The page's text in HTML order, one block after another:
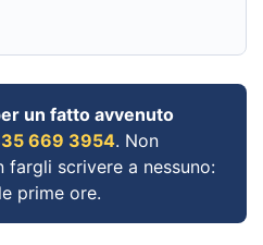
un fatto avvenuto
669 3954. Non
fargli scrivere a nessuno:
prime ore.